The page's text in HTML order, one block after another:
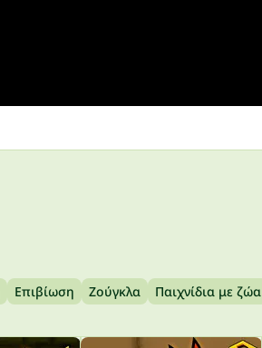
Επιβίωση Ζούγκλα Παιχνίδια με ζώα